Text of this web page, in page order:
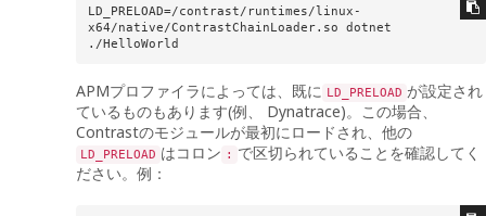
LD_PRELOAD=/contrast/runtimes/linux-
x64/native/ContrastChainLoader.so dotnet
./HelloWorld
APMプロファイラによっては、既に LD_PRELOAD が設定され
ているものもあります(例、 Dynatrace)。この場合、
Contrastのモジュールが最初にロードされ、他の
LD_PRELOAD はコロン :
で区切られていることを確認してく
ださい。例：